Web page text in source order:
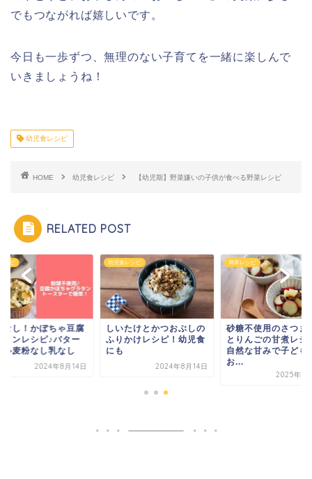
でもつながれば嬉しいです。
今日も一歩ずつ、無理のない子育てを一緒に楽しんで
いきましょうね！
幼児食レシピ
HOME 幼児食レシピ 【幼児期】野菜嫌いの子供が食べる野菜レシピ
RELATED POST
シピ
なし！かぼちゃ豆腐
タンレシピ♪バター
小麦粉なし乳なし
2024年8月14日
幼児食レシピ
しいたけとかつおぶしの
ふりかけレシピ！幼児食
にも
2024年8月14日
簡単レシピ
砂糖不使用のさつま
とりんごの甘煮レシ
自然な甘みで子ども
お...
2025年11